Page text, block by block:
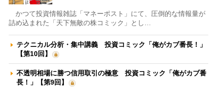
かつて投資情報雑誌「マネーポスト」にて、圧倒的な情報量が
詰め込まれた「天下無敵の株コミック」とし…
テクニカル分析・集中講義 投資コミック「俺がカブ番長！」
【第10回】
不透明相場に勝つ信用取引の極意 投資コミック「俺がカブ番
長！」【第9回】